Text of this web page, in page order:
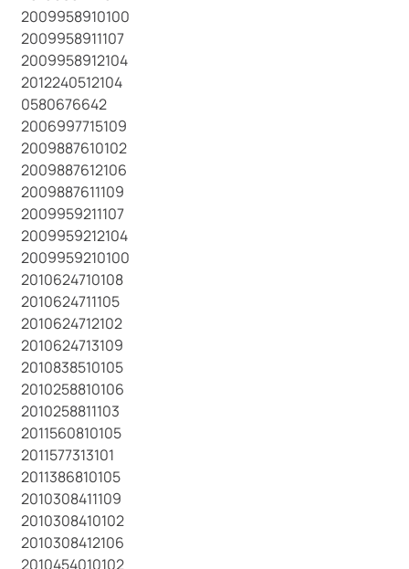
2009958910100
2009958911107
2009958912104
2012240512104
0580676642
2006997715109
2009887610102
2009887612106
2009887611109
2009959211107
2009959212104
2009959210100
2010624710108
2010624711105
2010624712102
2010624713109
2010838510105
2010258810106
2010258811103
2011560810105
2011577313101
2011386810105
2010308411109
2010308410102
2010308412106
2010454010102